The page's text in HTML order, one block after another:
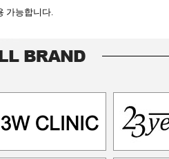
가능합니다.